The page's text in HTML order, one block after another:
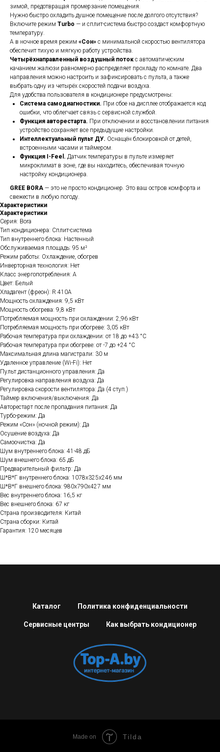
зимой, предотвращая промерзание помещения.
Нужно быстро охладить душное помещение после долгого отсутствия?
Включите режим Turbo — и сплит-система быстро создаст комфортную
температуру.
А в ночное время режим «Сон» с минимальной скоростью вентилятора
обеспечит тихую и мягкую работу устройства.
Четырёхнаправленный воздушный поток с автоматическим
качанием жалюзи равномерно распределяет прохладу по комнате. Два
направления можно настроить и зафиксировать с пульта, а также
выбрать одну из четырёх скоростей подачи воздуха.
Для удобства пользователя в кондиционере предусмотрены:
Система самодиагностики. При сбое на дисплее отображается код
ошибки, что облегчает связь с сервисной службой.
Функция авторестарта. При отключении и восстановлении питания
устройство сохраняет все предыдущие настройки.
Интеллектуальный пульт ДУ. Оснащён блокировкой от детей,
встроенными часами и таймером.
Функция I-Feel. Датчик температуры в пульте измеряет
микроклимат в зоне, где вы находитесь, обеспечивая точную
настройку кондиционера.
GREE BORA — это не просто кондиционер. Это ваш остров комфорта и
свежести в любую погоду.
Характеристики
Характеристики
Серия: Bora
Тип кондиционера: Сплит-система
Тип внутреннего блока: Настенный
Обслуживаемая площадь: 95 м²
Режим работы: Охлаждение, обогрев
Инверторная технология: Нет
Класс энергопотребления: A
Цвет: Белый
Хладагент (фреон): R 410A
Мощность охлаждения: 9,5 кВт
Мощность обогрева: 9,8 кВт
Потребляемая мощность при охлаждении: 2,96 кВт
Потребляемая мощность при обогреве: 3,05 кВт
Рабочая температура при охлаждении: от 18 до +43 °C
Рабочая температура при обогреве: от -7 до +24 °C
Максимальная длина магистрали: 30 м
Удаленное управление (Wi-Fi): Нет
Пульт дистанционного управления: Да
Регулировка направления воздуха: Да
Регулировка скорости вентилятора: Да (4 ступ.)
Таймер включения/выключения: Да
Авторестарт после пропадания питания: Да
Турбо-режим: Да
Режим «Сон» (ночной режим): Да
Осушение воздуха: Да
Самоочистка: Да
Шум внутреннего блока: 41-48 дБ
Шум внешнего блока: 65 дБ
Предварительный фильтр: Да
Ш*В*Г внутреннего блока: 1078х325х246 мм
Ш*В*Г внешнего блока: 980х790х427 мм
Вес внутреннего блока: 16,5 кг
Вес внешнего блока: 67 кг
Страна производителя: Китай
Страна сборки: Китай
Гарантия: 120 месяцев
Каталог Политика конфиденциальности
Сервисные центры Как выбрать кондиционер
Made on Tilda